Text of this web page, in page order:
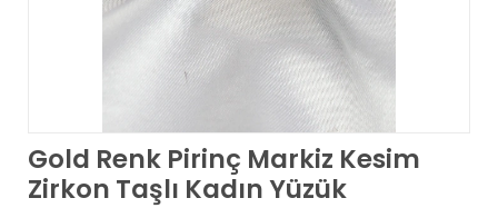
Gold Renk Pirinç Markiz Kesim
Zirkon Taşlı Kadın Yüzük